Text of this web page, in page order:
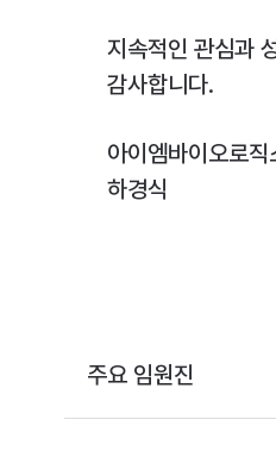
지속적인 관심과
감사합니다.
아이엠바이오로
하경식
주요 임원진